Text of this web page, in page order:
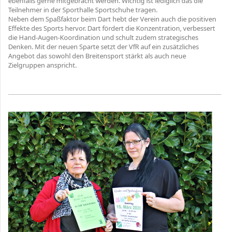
Teilnehmer in der Sporthalle Sportschuhe tragen.
Neben dem Spaßfaktor beim Dart hebt der Verein auch die positiven
Effekte des Sports hervor. Dart fördert die Konzentration, verbessert
die Hand-Augen-Koordination und schult zudem strategisches
Denken. Mit der neuen Sparte setzt der VfR auf ein zusätzliches
Angebot das sowohl den Breitensport stärkt als auch neue
Zielgruppen anspricht.